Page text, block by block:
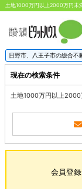
日野市、八王子市の総合不
現在の検索条件
土地1000万円以上
会員登